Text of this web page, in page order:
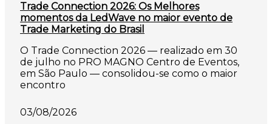
Trade Connection 2026: Os Melhores
momentos da LedWave no maior evento de
Trade Marketing do Brasil
O Trade Connection 2026 — realizado em 30
de julho no PRO MAGNO Centro de Eventos,
em São Paulo — consolidou-se como o maior
encontro
03/08/2026